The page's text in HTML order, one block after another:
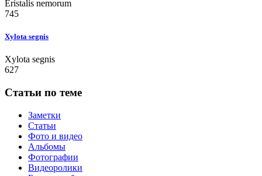
Eristalis nemorum
745
Xylota segnis
Xylota segnis
627
Статьи по теме
Заметки
Статьи
Фото и видео
Альбомы
Фотографии
Видеоролики